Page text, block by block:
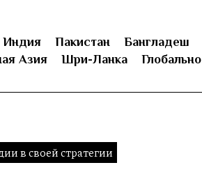
Индия Пакистан Бангладеш
Азия Шри-Ланка Глобально
в своей стратегии